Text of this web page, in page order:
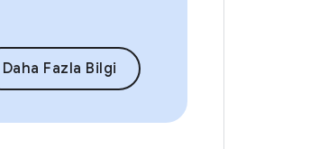
Daha Fazla Bilgi